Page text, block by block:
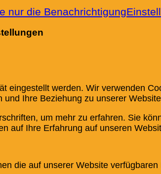
nur die Benachrichtigung
eingestellt werden. Wir verwenden
Ihre Beziehung zu unserer
um mehr zu erfahren. Sie
auf Ihre Erfahrung auf unseren
die auf unserer Website